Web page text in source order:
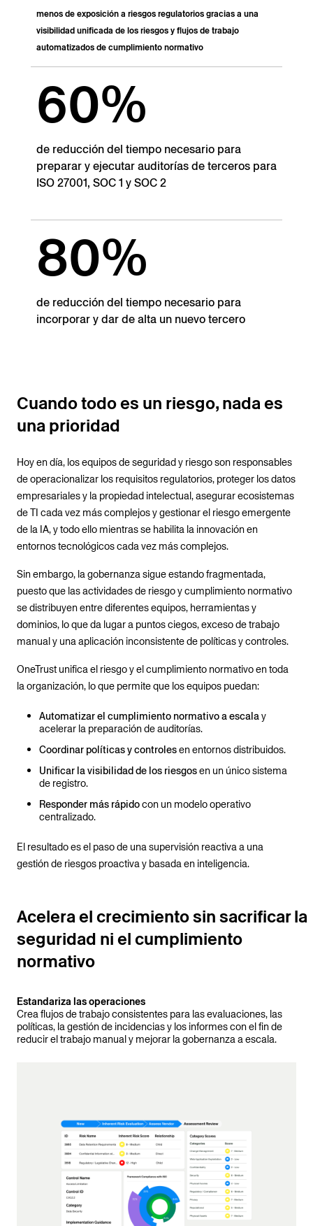
menos de exposición a riesgos regulatorios gracias a una
visibilidad unificada de los riesgos y flujos de trabajo
automatizados de cumplimiento normativo
60%
de reducción del tiempo necesario para
preparar y ejecutar auditorías de terceros para
ISO 27001, SOC 1 y SOC 2
80%
de reducción del tiempo necesario para
incorporar y dar de alta un nuevo tercero
Cuando todo es un riesgo, nada es
una prioridad
Hoy en día, los equipos de seguridad y riesgo son responsables
de operacionalizar los requisitos regulatorios, proteger los datos
empresariales y la propiedad intelectual, asegurar ecosistemas
de TI cada vez más complejos y gestionar el riesgo emergente
de la IA, y todo ello mientras se habilita la innovación en
entornos tecnológicos cada vez más complejos.
Sin embargo, la gobernanza sigue estando fragmentada,
puesto que las actividades de riesgo y cumplimiento normativo
se distribuyen entre diferentes equipos, herramientas y
dominios, lo que da lugar a puntos ciegos, exceso de trabajo
manual y una aplicación inconsistente de políticas y controles.
OneTrust unifica el riesgo y el cumplimiento normativo en toda
la organización, lo que permite que los equipos puedan:
Automatizar el cumplimiento normativo a escalay
acelerar la preparación de auditorías.
Coordinar políticas y controlesen entornos distribuidos.
Unificar la visibilidad de los riesgosen un único sistema
de registro.
Responder más rápidocon un modelo operativo
centralizado.
El resultado es el paso de una supervisión reactiva a una
gestión de riesgos proactiva y basada en inteligencia.
Acelera el crecimiento sin sacrificar la
seguridad ni el cumplimiento
normativo
Estandariza las operaciones
Crea flujos de trabajo consistentes para las evaluaciones, las
políticas, la gestión de incidencias y los informes con el fin de
reducir el trabajo manual y mejorar la gobernanza a escala.